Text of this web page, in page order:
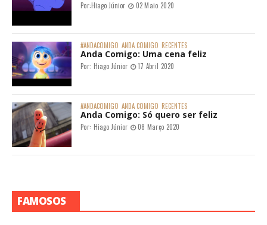
Por:Hiago Júnior 02 Maio 2020
#ANDACOMIGO ANDA COMIGO RECENTES
Anda Comigo: Uma cena feliz
Por: Hiago Júnior 17 Abril 2020
#ANDACOMIGO ANDA COMIGO RECENTES
Anda Comigo: Só quero ser feliz
Por: Hiago Júnior 08 Março 2020
FAMOSOS